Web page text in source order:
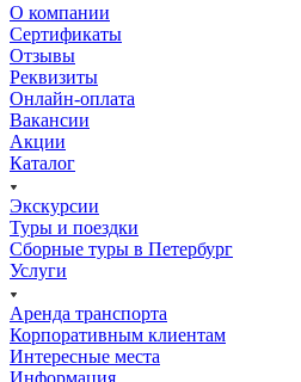
О компании
Сертификаты
Отзывы
Реквизиты
Онлайн-оплата
Вакансии
Акции
Каталог
Экскурсии
Туры и поездки
Сборные туры в Петербург
Услуги
Аренда транспорта
Корпоративным клиентам
Интересные места
Информация